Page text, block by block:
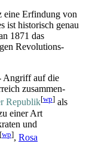
eine Erfindung von
ist historisch genau
1871 das
Revolutions­
Angriff auf die
zusammen­
Republik[wp] als
einer Art
und
[wp], Rosa